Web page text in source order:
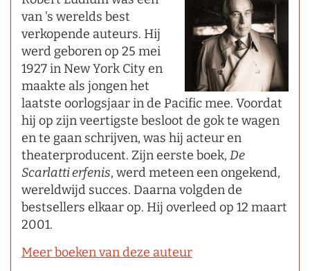
van 's werelds best
verkopende auteurs. Hij
werd geboren op 25 mei
1927 in New York City en
maakte als jongen het
laatste oorlogsjaar in de Pacific mee. Voordat
hij op zijn veertigste besloot de gok te wagen
en te gaan schrijven, was hij acteur en
theaterproducent. Zijn eerste boek, De
Scarlatti erfenis, werd meteen een ongekend,
wereldwijd succes. Daarna volgden de
bestsellers elkaar op. Hij overleed op 12 maart
2001.
Meer boeken van deze auteur